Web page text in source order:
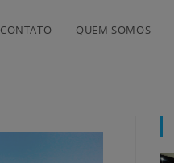
CONTATO QUEM SOMOS